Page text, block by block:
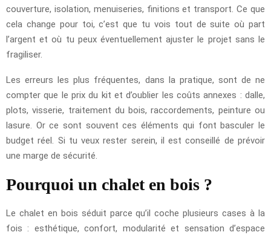
couverture, isolation, menuiseries, finitions et transport. Ce que
cela change pour toi, c’est que tu vois tout de suite où part
l’argent et où tu peux éventuellement ajuster le projet sans le
fragiliser.
Les erreurs les plus fréquentes, dans la pratique, sont de ne
compter que le prix du kit et d’oublier les coûts annexes : dalle,
plots, visserie, traitement du bois, raccordements, peinture ou
lasure. Or ce sont souvent ces éléments qui font basculer le
budget réel. Si tu veux rester serein, il est conseillé de prévoir
une marge de sécurité.
Pourquoi un chalet en bois ?
Le chalet en bois séduit parce qu’il coche plusieurs cases à la
fois : esthétique, confort, modularité et sensation d’espace